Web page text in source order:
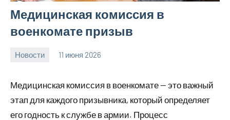
Медицинская комиссия в
военкомате призыв
Новости 11 июня 2026
Медицинская комиссия в военкомате — это важный
этап для каждого призывника, который определяет
его годность к службе в армии. Процесс